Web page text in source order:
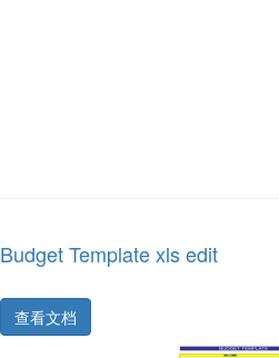
Budget Template xls edit
查看文档